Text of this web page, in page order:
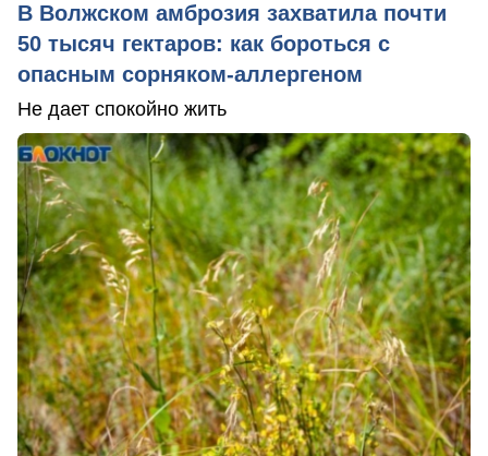
В Волжском амброзия захватила почти
50 тысяч гектаров: как бороться с
опасным сорняком-аллергеном
Не дает спокойно жить